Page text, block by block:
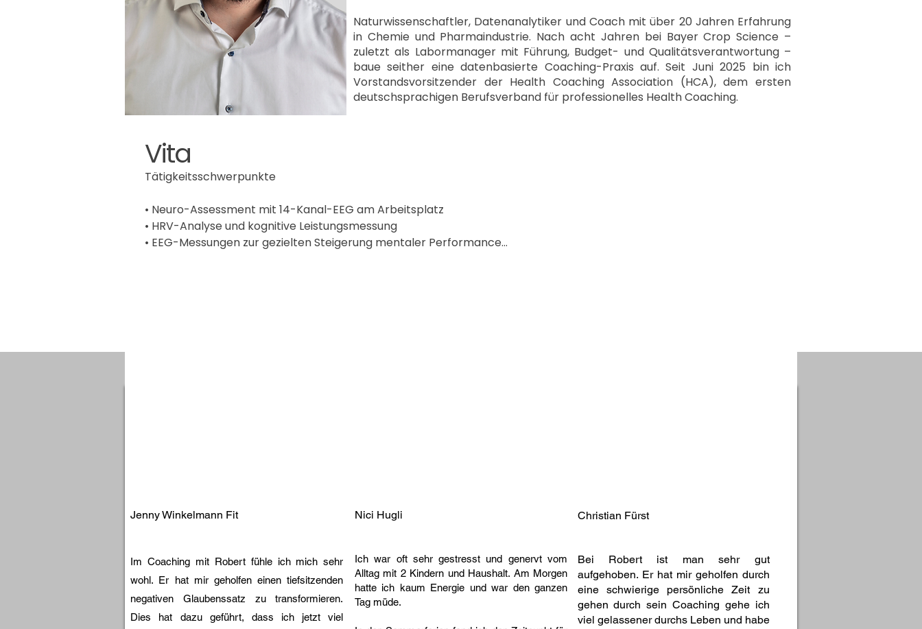
Naturwissenschaftler, Datenanalytiker und Coach mit über 20 Jahren Erfahrung
in Chemie und Pharmaindustrie. Nach acht Jahren bei Bayer Crop Science –
zuletzt als Labormanager mit Führung, Budget- und Qualitätsverantwortung –
baue seither eine datenbasierte Coaching-Praxis auf. Seit Juni 2025 bin ich
Vorstandsvorsitzender der Health Coaching Association (HCA), dem ersten
deutschsprachigen Berufsverband für professionelles Health Coaching.
Vita
Tätigkeitsschwerpunkte
• Neuro-Assessment mit 14-Kanal-EEG am Arbeitsplatz
• HRV-Analyse und kognitive Leistungsmessung
• EEG-Messungen zur gezielten Steigerung mentaler Performance
Labormanager QC / Schichtleiter / Chemielaborant
Aesica Pharmaceuticals Ltd
Chemielaborant
2011 – 2016 | Zwickau
Jenny Winkelmann Fit
Im Coaching mit Robert fühle ich mich sehr
wohl. Er hat mir geholfen einen tiefsitzenden
negativen Glaubenssatz zu transformieren.
Dies hat dazu geführt, dass ich jetzt viel
Nici Hugli
Ich war oft sehr gestresst und genervt vom
Alltag mit 2 Kindern und Haushalt. Am Morgen
hatte ich kaum Energie und war den ganzen
Tag müde.
Christian Fürst
Bei Robert ist man sehr gut
aufgehoben. Er hat mir geholfen durch
eine schwierige persönliche Zeit zu
gehen durch sein Coaching gehe ich
viel gelassener durchs Leben und habe